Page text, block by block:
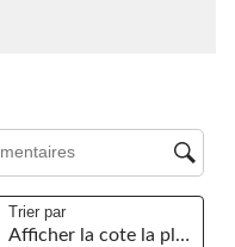
soumission.
Trier par
Afficher la cote la plus élevée à la plus faible